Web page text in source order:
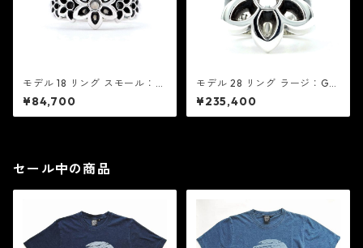
モデル 18 リング スモール：G
ood Art HLYWD グッド アー
ト ハリウッド
¥84,700
モデル 28 リング ラージ：Go
od Art HLYWD グッド アート
ハリウッド
¥235,400
セール中の商品